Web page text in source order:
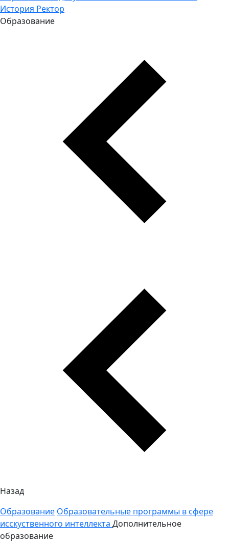
История Ректор
Образование
Назад
Образование Образовательные программы в сфере
исскуственного интеллекта Дополнительное
образование